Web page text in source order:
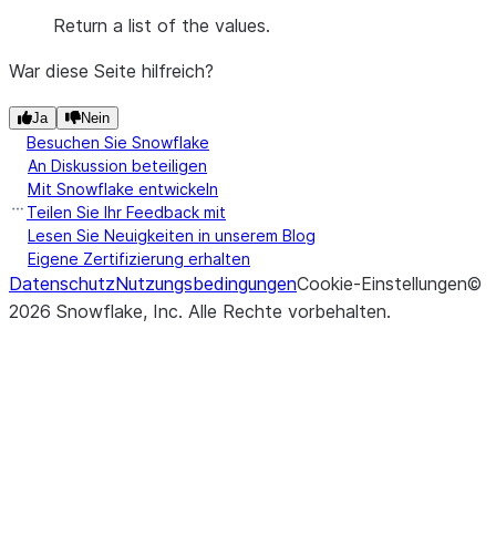
Return a list of the values.
War diese Seite hilfreich?
Ja Nein
Besuchen Sie Snowflake
An Diskussion beteiligen
Mit Snowflake entwickeln
Teilen Sie Ihr Feedback mit
Lesen Sie Neuigkeiten in unserem Blog
Eigene Zertifizierung erhalten
DatenschutzNutzungsbedingungenCookie-Einstellungen©
2026 Snowflake, Inc. Alle Rechte vorbehalten.